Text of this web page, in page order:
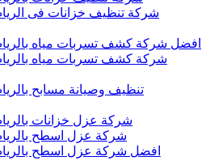
شركة تنظيف خزانات فى الرياض
افضل شركة كشف تسربات مياه بالرياض
شركة كشف تسربات مياه بالرياض
تنظيف وصيانة مسابح بالرياض
شركة عزل خزانات بالرياض
شركة عزل اسطح بالرياض
افضل شركة عزل اسطح بالرياض